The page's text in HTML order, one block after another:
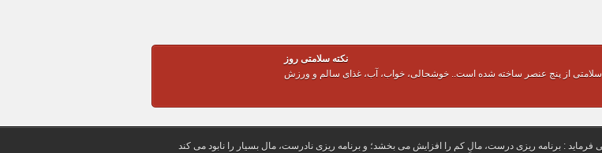
نکته سلامتی روز
سلامتی از پنج عنصر ساخته شده است.. خوشحالی، خواب، آب، غذای سالم و ورزش